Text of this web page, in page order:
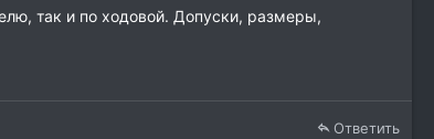
так и по ходовой. Допуски, размеры,
Ответить